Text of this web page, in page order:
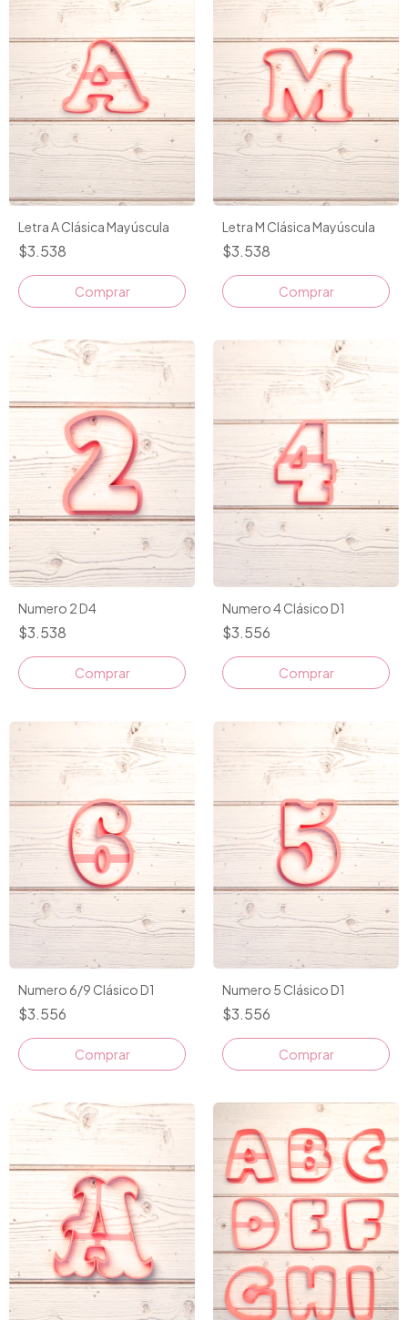
Letra A Clásica Mayúscula
$3.538
Comprar
Letra M Clásica Mayúscula
$3.538
Comprar
Numero 2 D4
$3.538
Comprar
Numero 4 Clásico D1
$3.556
Comprar
Numero 6/9 Clásico D1
$3.556
Comprar
Numero 5 Clásico D1
$3.556
Comprar